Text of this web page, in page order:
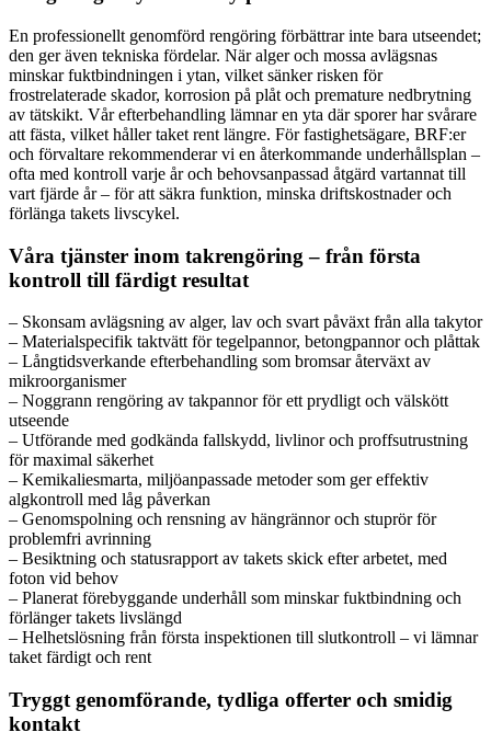
En professionellt genomförd rengöring förbättrar inte bara utseendet;
den ger även tekniska fördelar. När alger och mossa avlägsnas
minskar fuktbindningen i ytan, vilket sänker risken för
frostrelaterade skador, korrosion på plåt och premature nedbrytning
av tätskikt. Vår efterbehandling lämnar en yta där sporer har svårare
att fästa, vilket håller taket rent längre. För fastighetsägare, BRF:er
och förvaltare rekommenderar vi en återkommande underhållsplan –
ofta med kontroll varje år och behovsanpassad åtgärd vartannat till
vart fjärde år – för att säkra funktion, minska driftskostnader och
förlänga takets livscykel.
Våra tjänster inom takrengöring – från första
kontroll till färdigt resultat
– Skonsam avlägsning av alger, lav och svart påväxt från alla takytor
– Materialspecifik taktvätt för tegelpannor, betongpannor och plåttak
– Långtidsverkande efterbehandling som bromsar återväxt av
mikroorganismer
– Noggrann rengöring av takpannor för ett prydligt och välskött
utseende
– Utförande med godkända fallskydd, livlinor och proffsutrustning
för maximal säkerhet
– Kemikaliesmarta, miljöanpassade metoder som ger effektiv
algkontroll med låg påverkan
– Genomspolning och rensning av hängrännor och stuprör för
problemfri avrinning
– Besiktning och statusrapport av takets skick efter arbetet, med
foton vid behov
– Planerat förebyggande underhåll som minskar fuktbindning och
förlänger takets livslängd
– Helhetslösning från första inspektionen till slutkontroll – vi lämnar
taket färdigt och rent
Tryggt genomförande, tydliga offerter och smidig
kontakt